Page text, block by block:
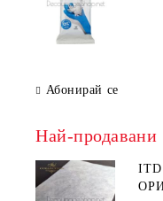
Абонирай се
Най-продавани